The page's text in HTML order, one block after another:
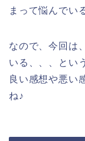
まって悩んでい
なので、今回は
いる、、、とい
良い感想や悪い
ね♪